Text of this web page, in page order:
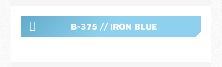
B-375 // IRON BLUE